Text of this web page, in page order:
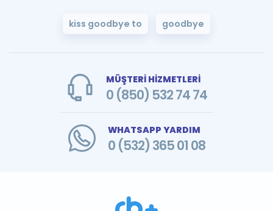
kiss goodbye to goodbye
MÜŞTERİ HİZMETLERİ
0 (850) 532 74 74
WHATSAPP YARDIM
0 (532) 365 01 08